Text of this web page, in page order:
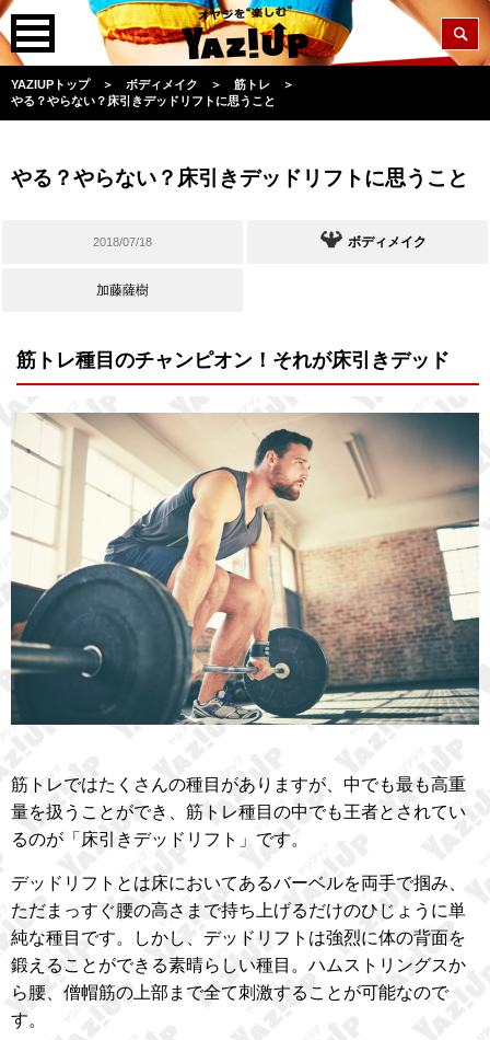
YAZIUPトップ ＞ ボディメイク ＞ 筋トレ
＞
やる？やらない？床引きデッドリフトに思うこと
やる？やらない？床引きデッドリフトに思うこと
2018/07/18 ボディメイク
加藤薩樹
筋トレ種目のチャンピオン！それが床引きデッド
筋トレではたくさんの種目がありますが、中でも最も高重
量を扱うことができ、筋トレ種目の中でも王者とされてい
るのが「床引きデッドリフト」です。
デッドリフトとは床においてあるバーベルを両手で掴み、
ただまっすぐ腰の高さまで持ち上げるだけのひじょうに単
純な種目です。しかし、デッドリフトは強烈に体の背面を
鍛えることができる素晴らしい種目。ハムストリングスか
ら腰、僧帽筋の上部まで全て刺激することが可能なので
す。